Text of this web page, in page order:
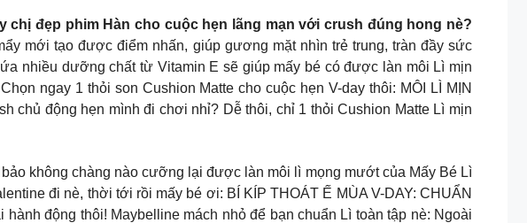
chị đẹp phim Hàn cho cuộc hẹn lãng mạn với crush đúng hong nè?
mới tạo được điểm nhấn, giúp gương mặt nhìn trẻ trung, tràn đầy sức
nhiều dưỡng chất từ Vitamin E sẽ giúp mấy bé có được làn môi Lì mịn
ngay 1 thỏi son Cushion Matte cho cuộc hẹn V-day thôi: MÔI LÌ MỊN
chủ động hẹn mình đi chơi nhỉ? Dễ thôi, chỉ 1 thỏi Cushion Matte Lì mịn
không chàng nào cưỡng lại được làn môi lì mọng mướt của Mấy Bé Lì
đi nè, thời tới rồi mấy bé ơi: BÍ KÍP THOÁT Ế MÙA V-DAY: CHUẨN
động thôi! Maybelline mách nhỏ để bạn chuẩn Lì toàn tập nè: Ngoài